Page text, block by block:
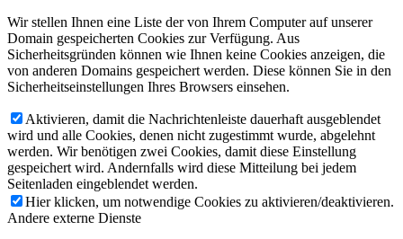
Wir stellen Ihnen eine Liste der von Ihrem Computer auf unserer
Domain gespeicherten Cookies zur Verfügung. Aus
Sicherheitsgründen können wie Ihnen keine Cookies anzeigen, die
von anderen Domains gespeichert werden. Diese können Sie in den
Sicherheitseinstellungen Ihres Browsers einsehen.
Aktivieren, damit die Nachrichtenleiste dauerhaft ausgeblendet
wird und alle Cookies, denen nicht zugestimmt wurde, abgelehnt
werden. Wir benötigen zwei Cookies, damit diese Einstellung
gespeichert wird. Andernfalls wird diese Mitteilung bei jedem
Seitenladen eingeblendet werden.
Hier klicken, um notwendige Cookies zu aktivieren/deaktivieren.
Andere externe Dienste